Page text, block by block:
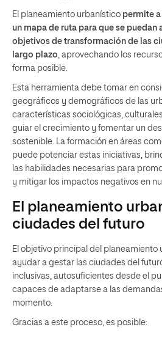
El planeamiento urbanístico permite
un mapa de ruta para que se puedan
objetivos de transformación de las
largo plazo , aprovechando los
forma posible.
Esta herramienta debe tomar en
geográficos y demográficos de las
características sociológicas,
guiar el crecimiento y fomentar un
sostenible. La formación en áreas
puede potenciar estas iniciativas,
las habilidades necesarias para
y mitigar los impactos negativos en
El planeamiento
ciudades del futuro
El objetivo principal del planeamiento
ayudar a gestar las ciudades del
inclusivas, autosuficientes desde el
capaces de adaptarse a las
momento.
Gracias a este proceso, es posible: